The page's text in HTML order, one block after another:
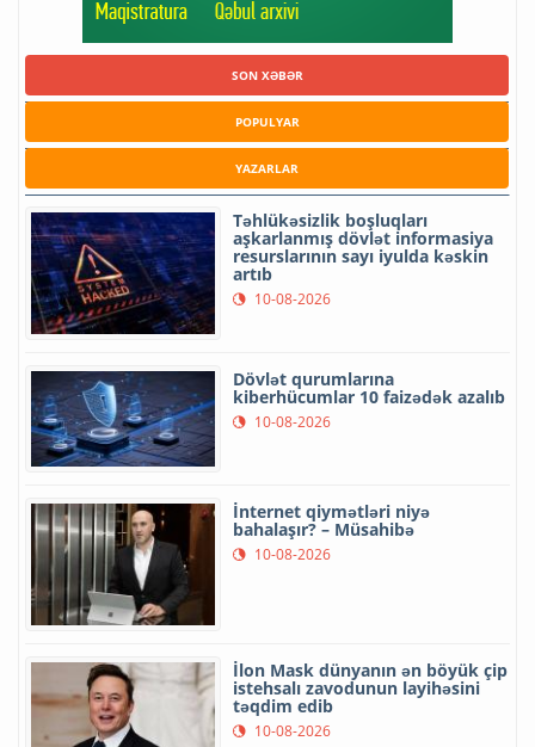
SON XƏBƏR
POPULYAR
YAZARLAR
Təhlükəsizlik boşluqları
aşkarlanmış dövlət informasiya
resurslarının sayı iyulda kəskin
artıb
10-08-2026
Dövlət qurumlarına
kiberhücumlar 10 faizədək azalıb
10-08-2026
İnternet qiymətləri niyə
bahalaşır? – Müsahibə
10-08-2026
İlon Mask dünyanın ən böyük çip
istehsalı zavodunun layihəsini
təqdim edib
10-08-2026